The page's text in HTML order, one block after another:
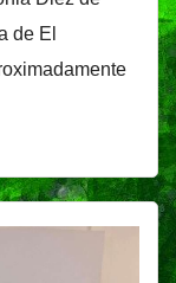
de El